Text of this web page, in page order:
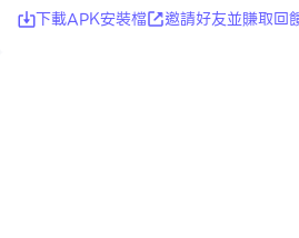
下載APK安裝檔 邀請好友並賺取回